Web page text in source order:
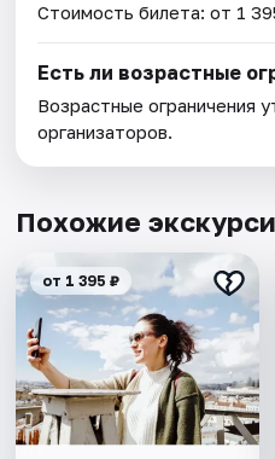
Стоимость билета: от 1
Есть ли возрастные
Возрастные ограничения
организаторов.
Похожие
от 1 395 ₽